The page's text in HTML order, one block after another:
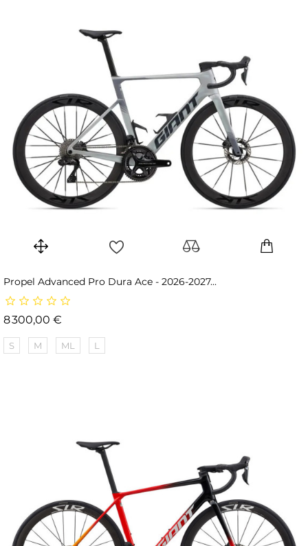
Propel Advanced Pro Dura Ace - 2026-2027...
8 300,00 €
S M ML L